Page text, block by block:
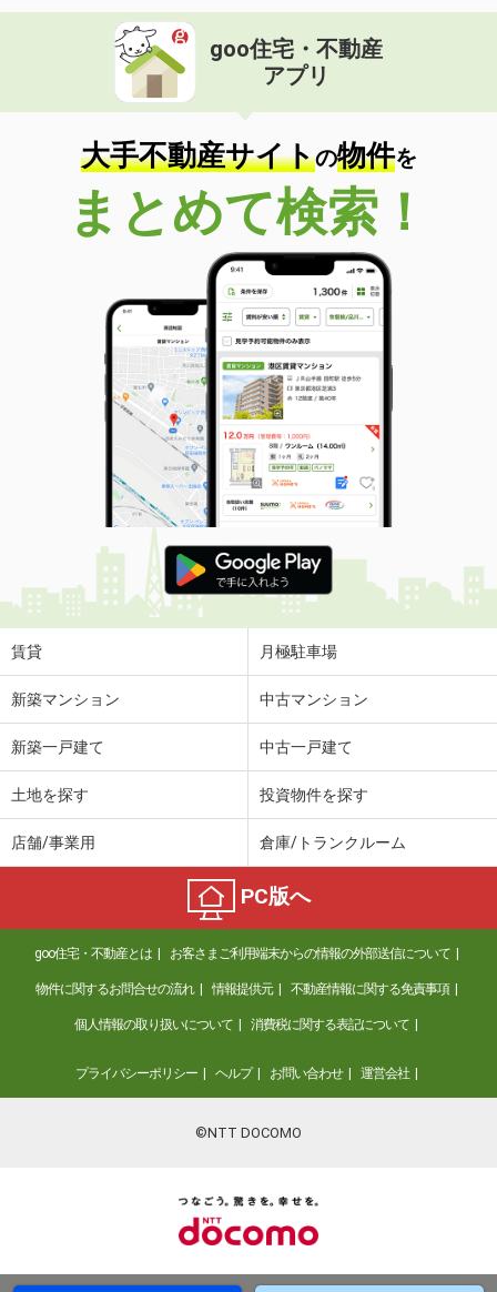
goo住宅・不動産
アプリ
大手不動産サイトの物件を
まとめて検索！
賃貸 月極駐車場
新築マンション 中古マンション
新築一戸建て 中古一戸建て
土地を探す 投資物件を探す
店舗/事業用 倉庫/トランクルーム
PC版へ
goo住宅・不動産とは お客さまご利用端末からの情報の外部送信について
物件に関するお問合せの流れ 情報提供元 不動産情報に関する免責事項
個人情報の取り扱いについて 消費税に関する表記について
プライバシーポリシー ヘルプ お問い合わせ 運営会社
©NTT DOCOMO